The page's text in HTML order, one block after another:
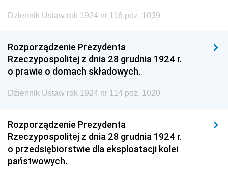
Dziennik Ustaw rok 1924 nr 116 poz. 1039
Rozporządzenie Prezydenta
Rzeczypospolitej z dnia 28 grudnia 1924 r.
o prawie o domach składowych.
Dziennik Ustaw rok 1924 nr 114 poz. 1020
Rozporządzenie Prezydenta
Rzeczypospolitej z dnia 28 grudnia 1924 r.
o przedsiębiorstwie dla eksploatacji kolei
państwowych.